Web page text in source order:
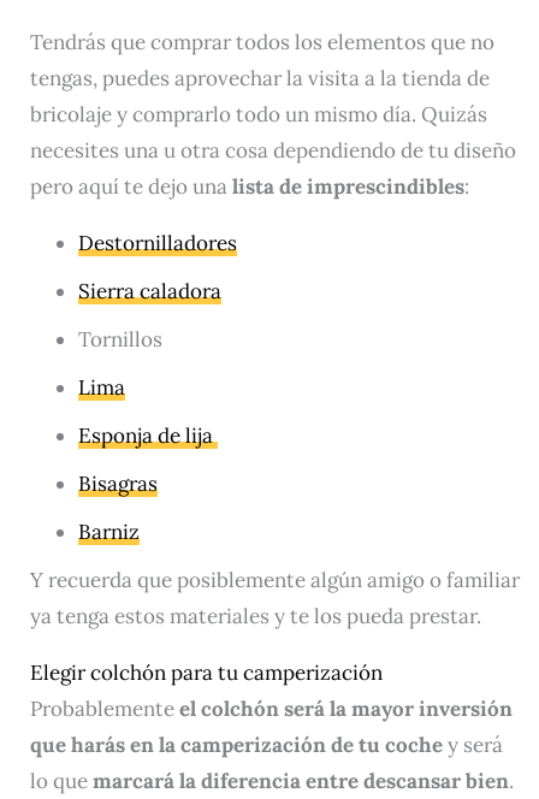
Tendrás que comprar todos los elementos que no
tengas, puedes aprovechar la visita a la tienda de
bricolaje y comprarlo todo un mismo día. Quizás
necesites una u otra cosa dependiendo de tu diseño
pero aquí te dejo unalista de imprescindibles:
Destornilladores
Sierra caladora
Tornillos
Lima
Esponja de lija
Bisagras
Barniz
Y recuerda que posiblemente algún amigo o familiar
ya tenga estos materiales y te los pueda prestar.
Elegir colchón para tu camperización
Probablementeel colchón será la mayor inversión
que harás en la camperización de tu cochey será
lo quemarcará la diferencia entre descansar bien.